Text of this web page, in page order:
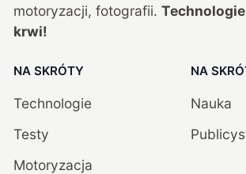
motoryzacji, fotografii.
krwi!
NA SKRÓTY
Technologie
Testy
Motoryzacja
NA
Nauka